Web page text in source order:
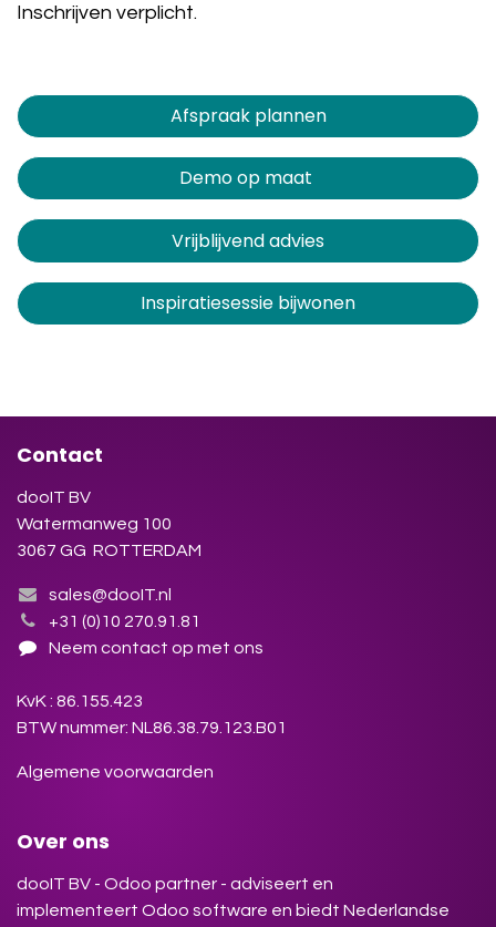
Inschrijven verplicht.
Afspraak plannen​​​​
Demo op maat
Vrijblijvend advies
Inspiratiesessie bijwonen
Contact
dooIT BV
Watermanweg 100
3067 GG ROTTERDAM
sales@dooIT.nl
+31 (0)10 270.91.81
Neem contact op met ons
KvK : 86.155.423
BTW nummer: NL86.38.79.123.B01
Algemene voorwaarden
Over ons
dooIT BV - Odoo partner - adviseert en
implementeert Odoo software en biedt Nederlandse